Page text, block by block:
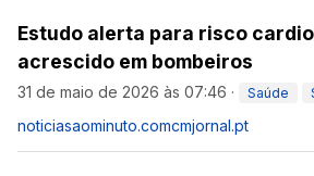
Estudo alerta para risco
acrescido em bombeiros
31 de maio de 2026 às 07:46 · Saúde
noticiasaominuto.comcmjornal.pt